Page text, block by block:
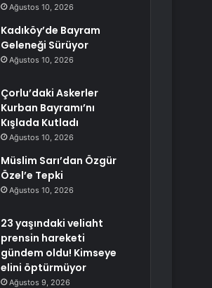
Ağustos 10, 2026
Kadıköy’de Bayram
Geleneği Sürüyor
Ağustos 10, 2026
Çorlu’daki Askerler
Kurban Bayramı’nı
Kışlada Kutladı
Ağustos 10, 2026
Müslim Sarı’dan Özgür
Özel’e Tepki
Ağustos 10, 2026
23 yaşındaki veliaht
prensin hareketi
gündem oldu! Kimseye
elini öptürmüyor
Ağustos 9, 2026